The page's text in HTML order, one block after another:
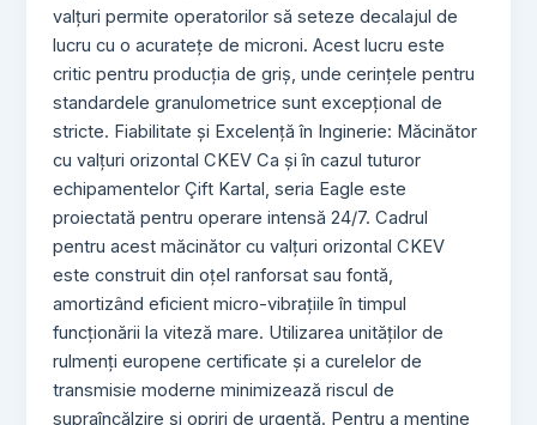
valțuri permite operatorilor să seteze decalajul de
lucru cu o acuratețe de microni. Acest lucru este
critic pentru producția de griș, unde cerințele pentru
standardele granulometrice sunt excepțional de
stricte. Fiabilitate și Excelență în Inginerie: Măcinător
cu valțuri orizontal CKEV Ca și în cazul tuturor
echipamentelor Çift Kartal, seria Eagle este
proiectată pentru operare intensă 24/7. Cadrul
pentru acest măcinător cu valțuri orizontal CKEV
este construit din oțel ranforsat sau fontă,
amortizând eficient micro-vibrațiile în timpul
funcționării la viteză mare. Utilizarea unităților de
rulmenți europene certificate și a curelelor de
transmisie moderne minimizează riscul de
supraîncălzire și opriri de urgență. Pentru a menține